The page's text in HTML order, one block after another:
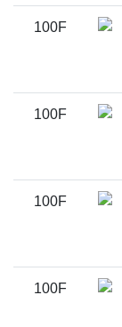
100F
100F
100F
100F